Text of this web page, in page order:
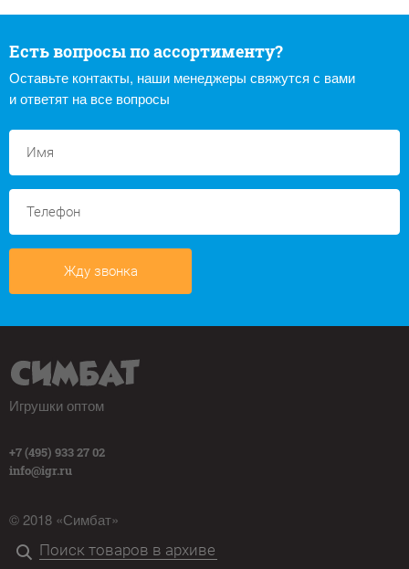
Есть вопросы по ассортименту?
Оставьте контакты, наши менеджеры свяжутся с вами
и ответят на все вопросы
Жду звонка
Игрушки оптом
+7 (495) 933 27 02
info@igr.ru
© 2018 «Симбат»